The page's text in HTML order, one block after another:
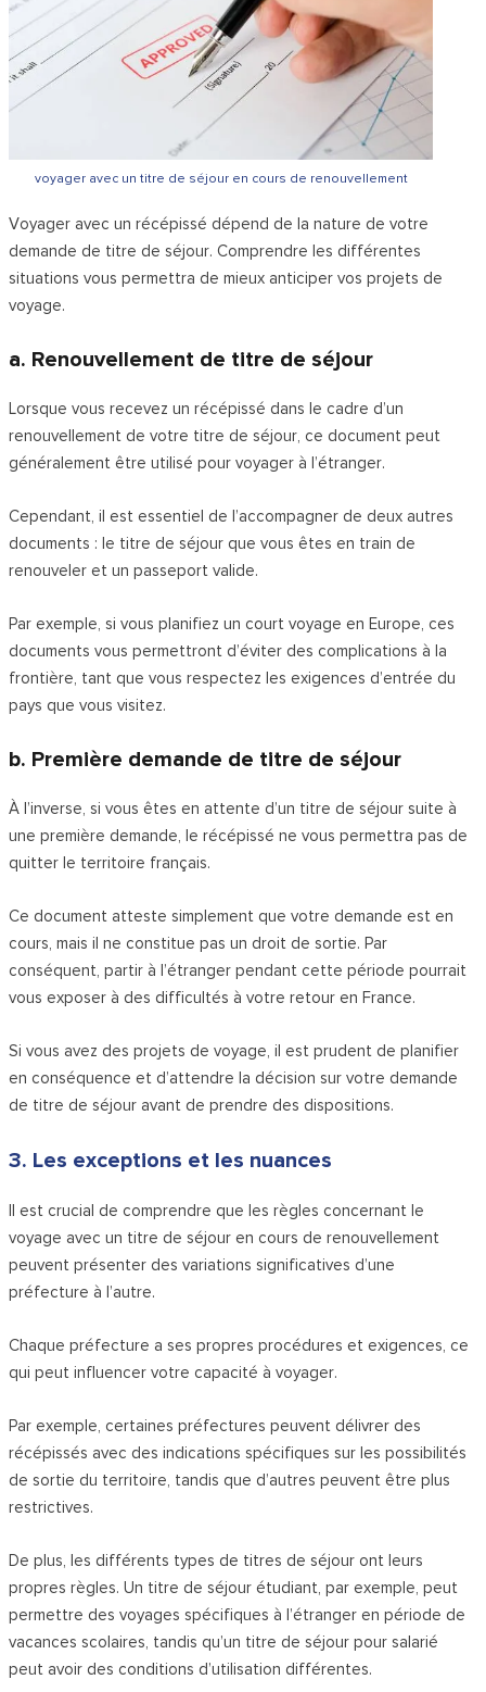
voyager avec un titre de séjour en cours de renouvellement
Voyager avec un récépissé dépend de la nature de votre
demande de titre de séjour. Comprendre les différentes
situations vous permettra de mieux anticiper vos projets de
voyage.
a. Renouvellement de titre de séjour
Lorsque vous recevez un récépissé dans le cadre d’un
renouvellement de votre titre de séjour, ce document peut
généralement être utilisé pour voyager à l’étranger.
Cependant, il est essentiel de l’accompagner de deux autres
documents : le titre de séjour que vous êtes en train de
renouveler et un passeport valide.
Par exemple, si vous planifiez un court voyage en Europe, ces
documents vous permettront d’éviter des complications à la
frontière, tant que vous respectez les exigences d’entrée du
pays que vous visitez.
b. Première demande de titre de séjour
À l’inverse, si vous êtes en attente d’un titre de séjour suite à
une première demande, le récépissé ne vous permettra pas de
quitter le territoire français.
Ce document atteste simplement que votre demande est en
cours, mais il ne constitue pas un droit de sortie. Par
conséquent, partir à l’étranger pendant cette période pourrait
vous exposer à des difficultés à votre retour en France.
Si vous avez des projets de voyage, il est prudent de planifier
en conséquence et d’attendre la décision sur votre demande
de titre de séjour avant de prendre des dispositions.
3. Les exceptions et les nuances
Il est crucial de comprendre que les règles concernant le
voyage avec un titre de séjour en cours de renouvellement
peuvent présenter des variations significatives d’une
préfecture à l’autre.
Chaque préfecture a ses propres procédures et exigences, ce
qui peut influencer votre capacité à voyager.
Par exemple, certaines préfectures peuvent délivrer des
récépissés avec des indications spécifiques sur les possibilités
de sortie du territoire, tandis que d’autres peuvent être plus
restrictives.
De plus, les différents types de titres de séjour ont leurs
propres règles. Un titre de séjour étudiant, par exemple, peut
permettre des voyages spécifiques à l’étranger en période de
vacances scolaires, tandis qu’un titre de séjour pour salarié
peut avoir des conditions d’utilisation différentes.